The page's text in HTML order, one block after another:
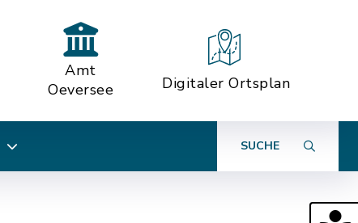
Amt
Oeversee
Digitaler Ortsplan
SUCHE